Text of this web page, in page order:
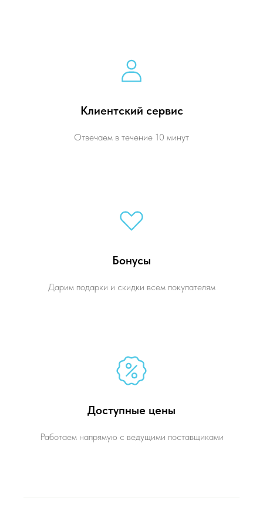
Клиентский сервис
Отвечаем в течение 10 минут
Бонусы
Дарим подарки и скидки всем покупателям
Доступные цены
Работаем напрямую с ведущими поставщиками